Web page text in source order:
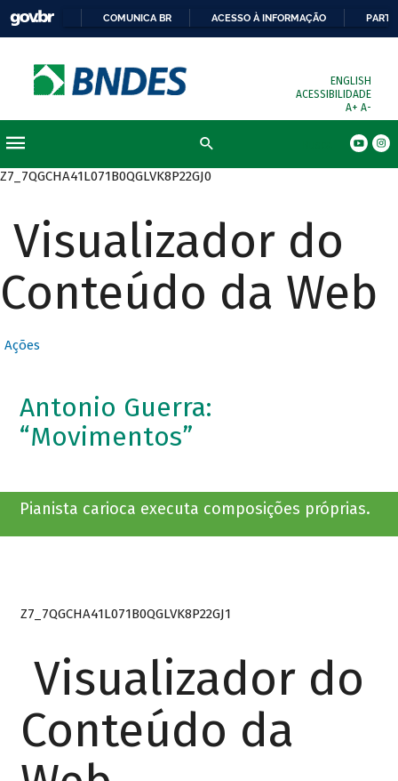
COMUNICA BR ACESSO À INFORMAÇÃO
ENGLISH
ACESSIBILIDADE
A+ A-
Z7_7QGCHA41L071B0QGLVK8P22GJ0
Visualizador do
Conteúdo da Web
Ações
Antonio Guerra:
“Movimentos”
Pianista carioca executa composições próprias.
Z7_7QGCHA41L071B0QGLVK8P22GJ1
Visualizador do
Conteúdo da